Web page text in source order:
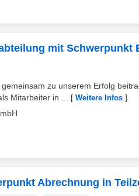
mit Schwerpunkt
zu unserem Erfolg
Mitarbeiter in ...
[ Weitere Infos ]
Abrechnung in